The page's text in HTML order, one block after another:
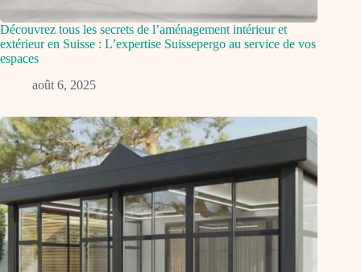
Découvrez tous les secrets de l’aménagement intérieur et
extérieur en Suisse : L’expertise Suissepergo au service de vos
espaces
août 6, 2025